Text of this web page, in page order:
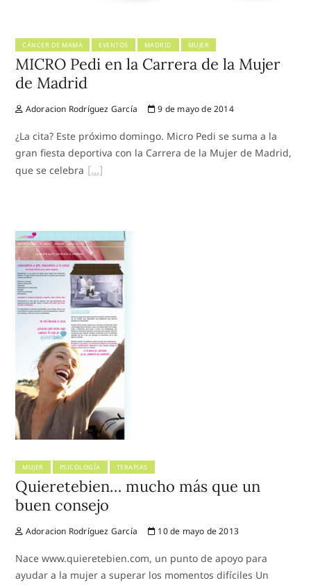
CÁNCER DE MAMA EVENTOS MADRID MUJER
MICRO Pedi en la Carrera de la Mujer
de Madrid
Adoracion Rodríguez García 9 de mayo de 2014
¿La cita? Este próximo domingo. Micro Pedi se suma a la
gran fiesta deportiva con la Carrera de la Mujer de Madrid,
que se celebra
MUJER PSICOLOGÍA TERAPIAS
Quieretebien… mucho más que un
buen consejo
Adoracion Rodríguez García 10 de mayo de 2013
Nace www.quieretebien.com, un punto de apoyo para
ayudar a la mujer a superar los momentos difíciles Un